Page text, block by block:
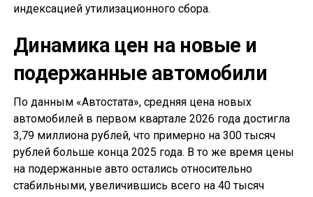
индексацией утилизационного сбора.
Динамика цен на новые и
подержанные автомобили
По данным «Автостата», средняя цена новых
автомобилей в первом квартале 2026 года достигла
3,79 миллиона рублей, что примерно на 300 тысяч
рублей больше конца 2025 года. В то же время цены
на подержанные авто остались относительно
стабильными, увеличившись всего на 40 тысяч